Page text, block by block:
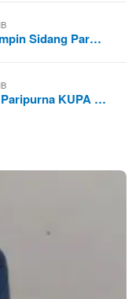
Sidang Par…
KUPA …